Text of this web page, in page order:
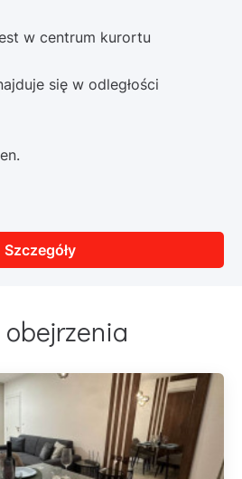
w centrum kurortu
się w odległości
Szczegóły
obejrzenia